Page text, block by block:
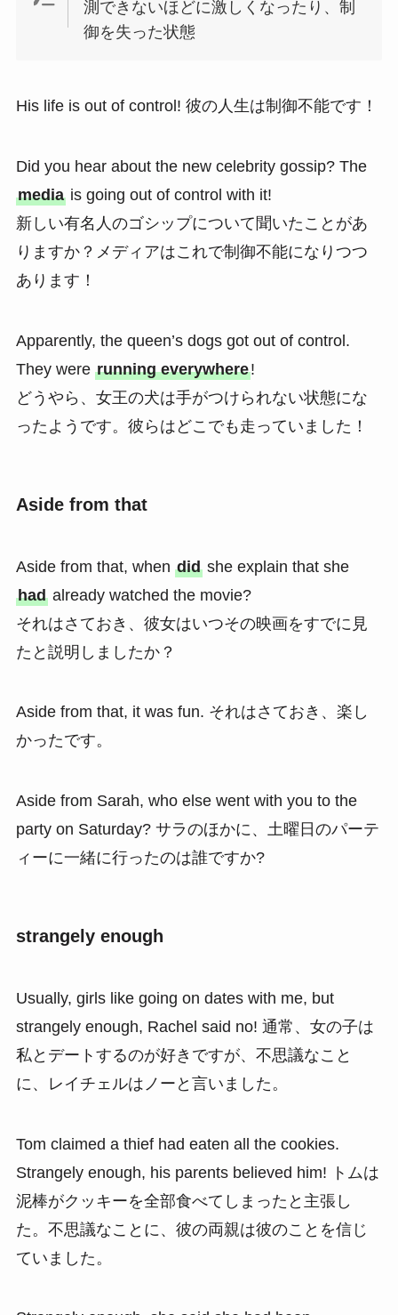
測できないほどに激しくなったり、制
御を失った状態
His life is out of control! 彼の人生は制御不能です！
Did you hear about the new celebrity gossip? The
mediais going out of control with it!
新しい有名人のゴシップについて聞いたことがあ
りますか？メディアはこれで制御不能になりつつ
あります！
Apparently, the queen’s dogs got out of control.
They were running everywhere!
どうやら、女王の犬は手がつけられない状態にな
ったようです。彼らはどこでも走っていました！
Aside from that
Aside from that, when didshe explain that she
hadalready watched the movie?
それはさておき、彼女はいつその映画をすでに見
たと説明しましたか？
Aside from that, it was fun. それはさておき、楽し
かったです。
Aside from Sarah, who else went with you to the
party on Saturday? サラのほかに、土曜日のパーテ
ィーに一緒に行ったのは誰ですか?
strangely enough
Usually, girls like going on dates with me, but
strangely enough, Rachel said no! 通常、女の子は
私とデートするのが好きですが、不思議なこと
に、レイチェルはノーと言いました。
Tom claimed a thief had eaten all the cookies.
Strangely enough, his parents believed him! トムは
泥棒がクッキーを全部食べてしまったと主張し
た。不思議なことに、彼の両親は彼のことを信じ
ていました。